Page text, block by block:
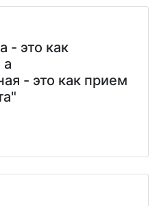
- это как
а
- это как прием